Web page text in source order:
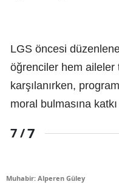
LGS öncesi
öğrenciler hem aileler
karşılanırken,
moral bulmasına
7 /7
Muhabir: Alperen Güley